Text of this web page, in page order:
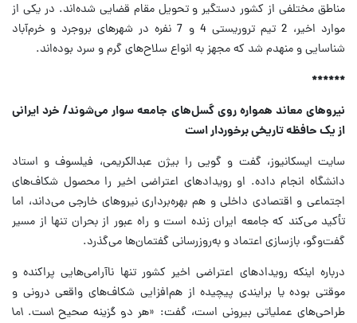
مناطق مختلفی از کشور دستگیر و تحویل مقام قضایی شده‌اند. در یکی از
موارد اخیر، 2 تیم تروریستی 4 و 7 نفره در شهر‌های بروجرد و خرم‌آباد
شناسایی و منهدم شد که مجهز به انواع سلاح‌های گرم و سرد بوده‌اند.
******
نیروهای معاند همواره روی گسل‌های جامعه سوار می‌شوند/ خرد ایرانی
از یک حافظه تاریخی برخوردار است
سایت ایسکانیوز، گفت و گویی را بیژن عبدالکریمی، فیلسوف و استاد
دانشگاه انجام داده. او رویدادهای اعتراضی اخیر را محصول شکاف‌های
اجتماعی و اقتصادی داخلی و هم بهره‌برداری نیروهای خارجی می‌داند، اما
تأکید می‌کند که جامعه ایران زنده است و راه عبور از بحران تنها از مسیر
گفت‌وگو، بازسازی اعتماد و به‌روزرسانی گفتمان‌ها می‌گذرد.
درباره اینکه رویدادهای اعتراضی اخیر کشور تنها ناآرامی‌هایی پراکنده و
موقتی بوده یا برایندی پیچیده از هم‌افزایی شکاف‌های واقعی درونی و
طراحی‌های عملیاتی بیرونی است، گفت: «هر دو گزینه صحیح است. اما